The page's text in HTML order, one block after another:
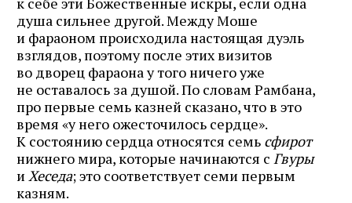
душа сильнее другой. Между Моше
и фараоном происходила настоящая дуэль
взглядов, поэтому после этих визитов
во дворец фараона у того ничего уже
не оставалось за душой. По словам Рамбана,
про первые семь казней сказано, что в это
время «у него ожесточилось сердце».
К состоянию сердца относятся семь сфирот
нижнего мира, которые начинаются с Гвуры
и Хеседа; это соответствует семи первым
казням.